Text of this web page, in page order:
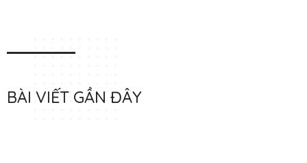
BÀI VIẾT GẦN ĐÂY